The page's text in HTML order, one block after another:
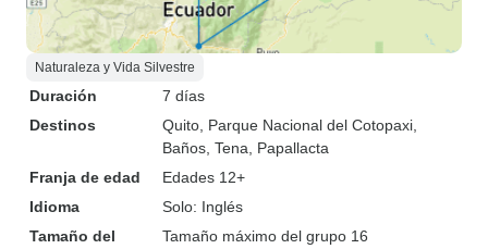
Naturaleza y Vida Silvestre
Duración
7 días
Destinos
Quito , Parque Nacional del Cotopaxi
Baños , Tena , Papallacta
Franja de edad
Edades 12+
Idioma
Solo: Inglés
Tamaño del
Tamaño máximo del grupo 16